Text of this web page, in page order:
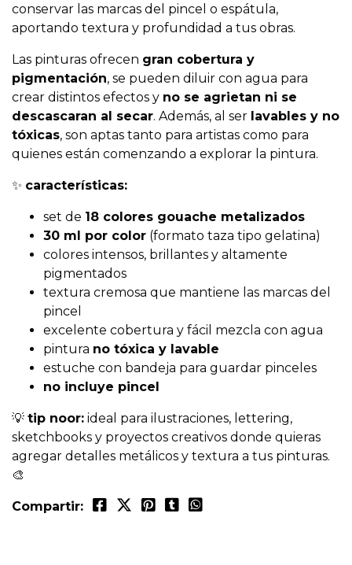
conservar las marcas del pincel o espátula,
aportando textura y profundidad a tus obras.
Las pinturas ofrecen gran cobertura y
pigmentación, se pueden diluir con agua para
crear distintos efectos y no se agrietan ni se
descascaran al secar. Además, al ser lavables y no
tóxicas, son aptas tanto para artistas como para
quienes están comenzando a explorar la pintura.
✨ características:
set de 18 colores gouache metalizados
30 ml por color (formato taza tipo gelatina)
colores intensos, brillantes y altamente
pigmentados
textura cremosa que mantiene las marcas del
pincel
excelente cobertura y fácil mezcla con agua
pintura no tóxica y lavable
estuche con bandeja para guardar pinceles
no incluye pincel
💡 tip noor: ideal para ilustraciones, lettering,
sketchbooks y proyectos creativos donde quieras
agregar detalles metálicos y textura a tus pinturas.
🎨
Compartir: